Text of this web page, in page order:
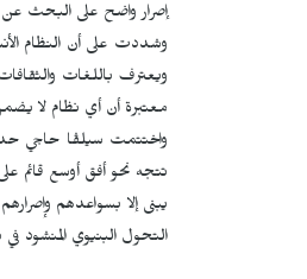
إصرار واضح على البحث عن
وشددت على أن النظام
ويعترف باللغات
معتبرة أن أي نظام لا يضمن
واختتمت سيلڤا حاجي
تتجه نحو أفق أوسع قائم
يبنى إلا بسواعدهم
التحول البنيوي المنشود